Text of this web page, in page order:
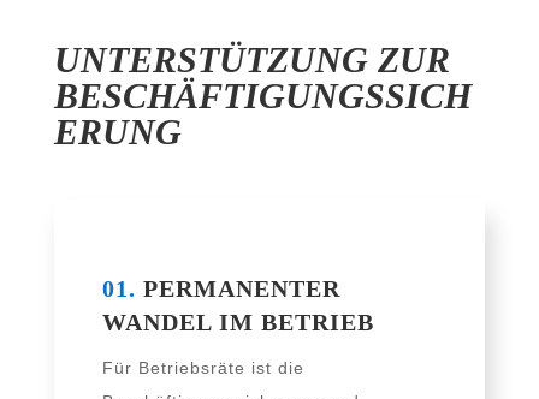
UNTERSTÜTZUNG ZUR
BESCHÄFTIGUNGSSICH
ERUNG
01. PERMANENTER
WANDEL IM BETRIEB
Für Betriebsräte ist die